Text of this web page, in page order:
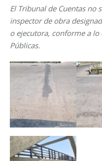
El Tribunal de Cuentas no
inspector de obra
o ejecutora, conforme a
Públicas.